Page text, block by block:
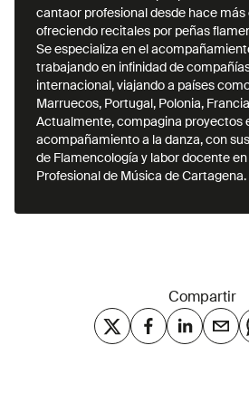
cantaor profesional desde hace más
ofreciendo recitales por peñas
Se especializa en el
trabajando en infinidad de
internacional, viajando a países
Marruecos, Portugal, Polonia,
Actualmente, compagina proyectos
acompañamiento a la danza, con
de Flamencología y labor docente
Profesional de Música de Cartagena.
Compartir